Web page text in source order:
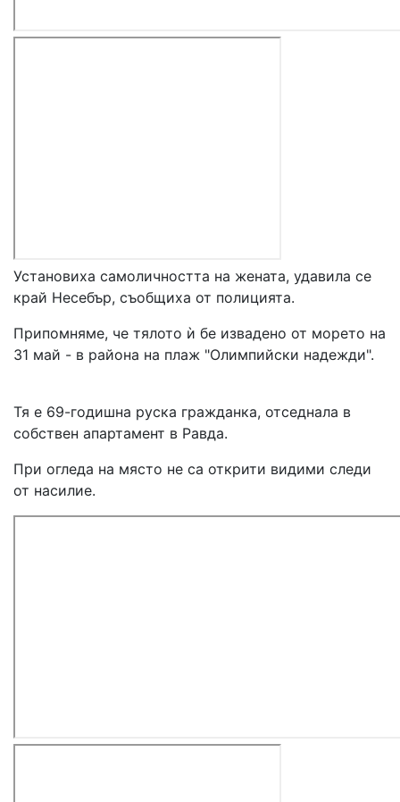
Установиха самоличността на жената, удавила се
край Несебър, съобщиха от полицията.
Припомняме, че тялото ѝ бе извадено от морето на
31 май - в района на плаж "Олимпийски надежди".
Тя е 69-годишна руска гражданка, отседнала в
собствен апартамент в Равда.
При огледа на място не са открити видими следи
от насилие.